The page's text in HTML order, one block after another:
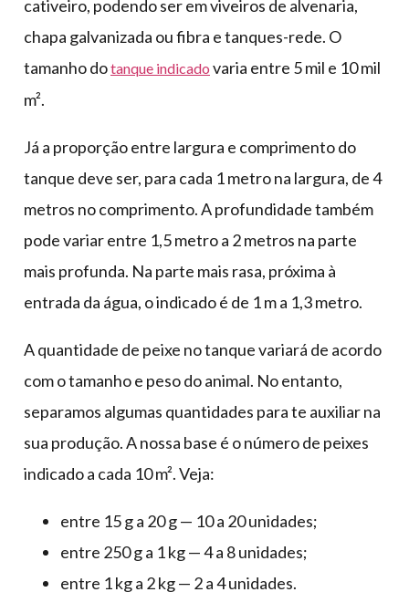
cativeiro, podendo ser em viveiros de alvenaria,
chapa galvanizada ou fibra e tanques-rede. O
tamanho dotanque indicado varia entre 5 mil e 10 mil
m².
Já a proporção entre largura e comprimento do
tanque deve ser, para cada 1 metro na largura, de 4
metros no comprimento. A profundidade também
pode variar entre 1,5 metro a 2 metros na parte
mais profunda. Na parte mais rasa, próxima à
entrada da água, o indicado é de 1 m a 1,3 metro.
A quantidade de peixe no tanque variará de acordo
com o tamanho e peso do animal. No entanto,
separamos algumas quantidades para te auxiliar na
sua produção. A nossa base é o número de peixes
indicado a cada 10 m². Veja:
entre 15 g a 20 g — 10 a 20 unidades;
entre 250 g a 1 kg — 4 a 8 unidades;
entre 1 kg a 2 kg — 2 a 4 unidades.